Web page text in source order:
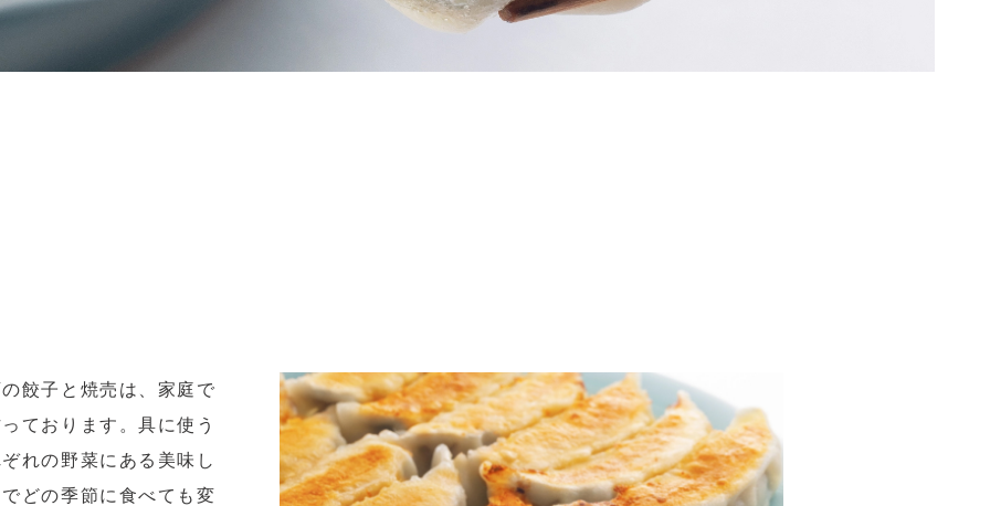
餃子と焼売は、家庭で
ております。具に使う
れの野菜にある美味し
どの季節に食べても変